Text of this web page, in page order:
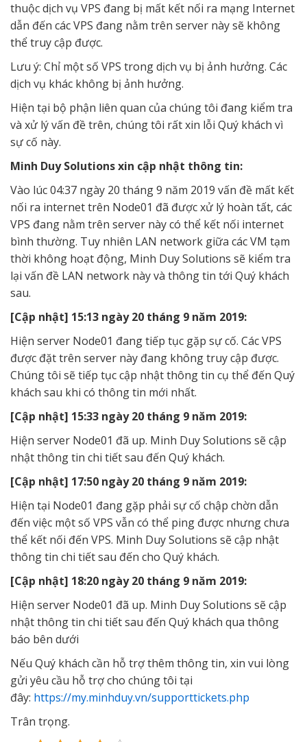
thuộc dịch vụ VPS đang bị mất kết nối ra mạng Internet
dẫn đến các VPS đang nằm trên server này sẽ không
thể truy cập được.
Lưu ý: Chỉ một số VPS trong dịch vụ bị ảnh hưởng. Các
dịch vụ khác không bị ảnh hưởng.
Hiện tại bộ phận liên quan của chúng tôi đang kiểm tra
và xử lý vấn đề trên, chúng tôi rất xin lỗi Quý khách vì
sự cố này.
Minh Duy Solutions xin cập nhật thông tin:
Vào lúc 04:37 ngày 20 tháng 9 năm 2019 vấn đề mất kết
nối ra internet trên Node01 đã được xử lý hoàn tất, các
VPS đang nằm trên server này có thể kết nối internet
bình thường. Tuy nhiên LAN network giữa các VM tạm
thời không hoạt động, Minh Duy Solutions sẽ kiểm tra
lại vấn đề LAN network này và thông tin tới Quý khách
sau.
[Cập nhật] 15:13 ngày 20 tháng 9 năm 2019:
Hiện server Node01 đang tiếp tục gặp sự cố. Các VPS
được đặt trên server này đang không truy cập được.
Chúng tôi sẽ tiếp tục cập nhật thông tin cụ thể đến Quý
khách sau khi có thông tin mới nhất.
[Cập nhật] 15:33 ngày 20 tháng 9 năm 2019:
Hiện server Node01 đã up. Minh Duy Solutions sẽ cập
nhật thông tin chi tiết sau đến Quý khách.
[Cập nhật] 17:50 ngày 20 tháng 9 năm 2019:
Hiện tại Node01 đang gặp phải sự cố chập chờn dẫn
đến việc một số VPS vẫn có thể ping được nhưng chưa
thể kết nối đến VPS. Minh Duy Solutions sẽ cập nhật
thông tin chi tiết sau đến cho Quý khách.
[Cập nhật] 18:20 ngày 20 tháng 9 năm 2019:
Hiện server Node01 đã up. Minh Duy Solutions sẽ cập
nhật thông tin chi tiết sau đến Quý khách qua thông
báo bên dưới
Nếu Quý khách cần hỗ trợ thêm thông tin, xin vui lòng
gửi yêu cầu hỗ trợ cho chúng tôi tại
đây: https://my.minhduy.vn/supporttickets.php
Trân trọng.